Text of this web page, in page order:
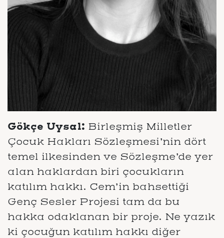
Gökçe Uysal: Birleşmiş Milletler
Çocuk Hakları Sözleşmesi’nin dört
temel ilkesinden ve Sözleşme’de yer
alan haklardan biri çocukların
katılım hakkı. Cem’in bahsettiği
Genç Sesler Projesi tam da bu
hakka odaklanan bir proje. Ne yazık
ki çocuğun katılım hakkı diğer